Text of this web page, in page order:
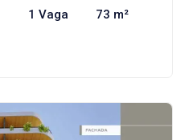
1 Vaga 73 m²